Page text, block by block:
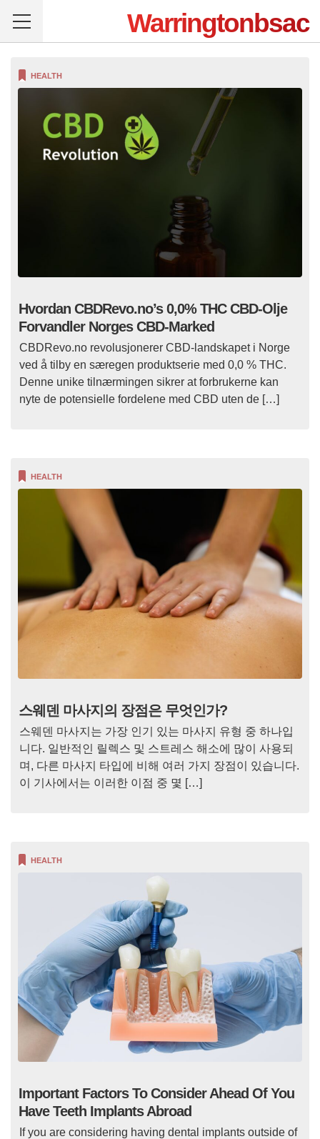
Warringtonbsac
HEALTH
Hvordan CBDRevo.no’s 0,0% THC CBD-Olje
Forvandler Norges CBD-Marked
CBDRevo.no revolusjonerer CBD-landskapet i Norge
ved å tilby en særegen produktserie med 0,0 % THC.
Denne unike tilnærmingen sikrer at forbrukerne kan
nyte de potensielle fordelene med CBD uten de […]
HEALTH
스웨덴 마사지의 장점은 무엇인가?
스웨덴 마사지는 가장 인기 있는 마사지 유형 중 하나입
니다. 일반적인 릴렉스 및 스트레스 해소에 많이 사용되
며, 다른 마사지 타입에 비해 여러 가지 장점이 있습니다.
이 기사에서는 이러한 이점 중 몇 […]
HEALTH
Important Factors To Consider Ahead Of You
Have Teeth Implants Abroad
If you are considering having dental implants outside of